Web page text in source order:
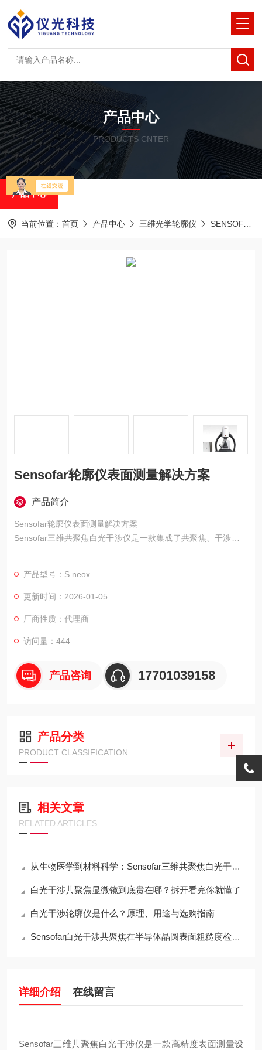
产品中心
PRODUCTS CNTER
产品中心
当前位置： 首页 产品中心 三维光学轮廓仪 SENSOFAR共聚焦白光干涉仪
Sensofar轮廓仪表面测量解决方案
产品简介
Sensofar轮廓仪表面测量解决方案
Sensofar三维共聚焦白光干涉仪是一款集成了共聚焦、干涉和多
焦面叠加技术的高精度表面测量设备。
产品型号：S neox
更新时间：2026-01-05
厂商性质：代理商
访问量：444
产品咨询 17701039158
产品分类
PRODUCT CLASSIFICATION
相关文章
RELATED ARTICLES
从生物医学到材料科学：Sensofar三维共聚焦白光干涉仪的跨领域应用传奇
白光干涉共聚焦显微镜到底贵在哪？拆开看完你就懂了
白光干涉轮廓仪是什么？原理、用途与选购指南
Sensofar白光干涉共聚焦在半导体晶圆表面粗糙度检测中的应用与行业标准对标
详细介绍 在线留言
Sensofar三维共聚焦白光干涉仪是一款高精度表面测量设